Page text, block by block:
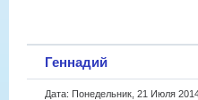
Геннадий
Дата: Понедельник, 21 Июля